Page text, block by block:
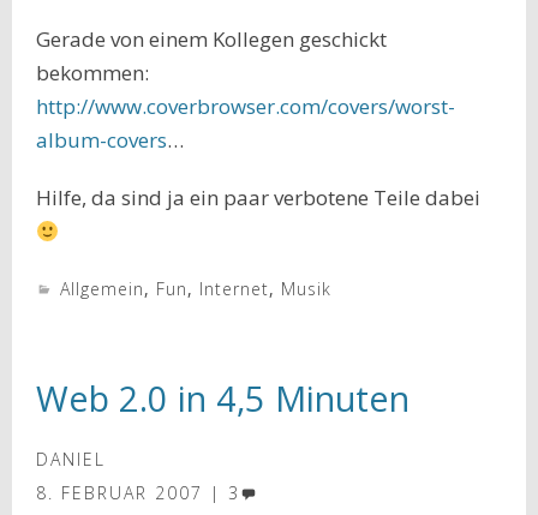
Gerade von einem Kollegen geschickt
bekommen:
http://www.coverbrowser.com/covers/worst-
album-covers…
Hilfe, da sind ja ein paar verbotene Teile dabei
Allgemein, Fun, Internet, Musik
Web 2.0 in 4,5 Minuten
DANIEL
8. FEBRUAR 2007
3